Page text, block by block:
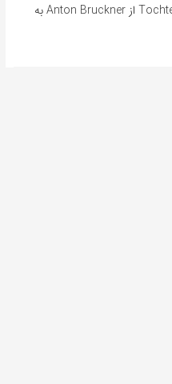
آهنگ آلمانی Tochterkomplex از Anton Bruckner به